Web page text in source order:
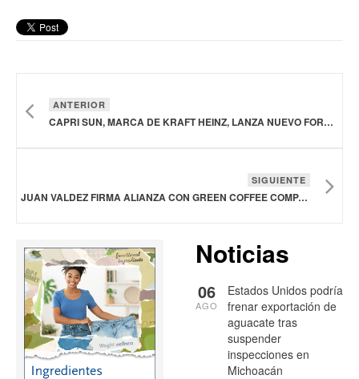
ANTERIOR
CAPRI SUN, MARCA DE KRAFT HEINZ, LANZA NUEVO FORMATO DE PORCIONES MÚLTIPLES DE SU BEBIDA SABOR A PONCHE DE FRUTAS
SIGUIENTE
JUAN VALDEZ FIRMA ALIANZA CON GREEN COFFEE COMPANY PARA ENTRAR AL MERCADO DE ESTADOS UNIDOS Y CANADÁ
Noticias
Estados Unidos podría
frenar exportación de
aguacate tras
suspender
inspecciones en
Michoacán
06
AGO